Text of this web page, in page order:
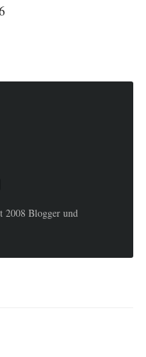
2008 Blogger und